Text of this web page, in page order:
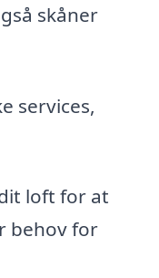
skåner
services,
loft for at
behov for